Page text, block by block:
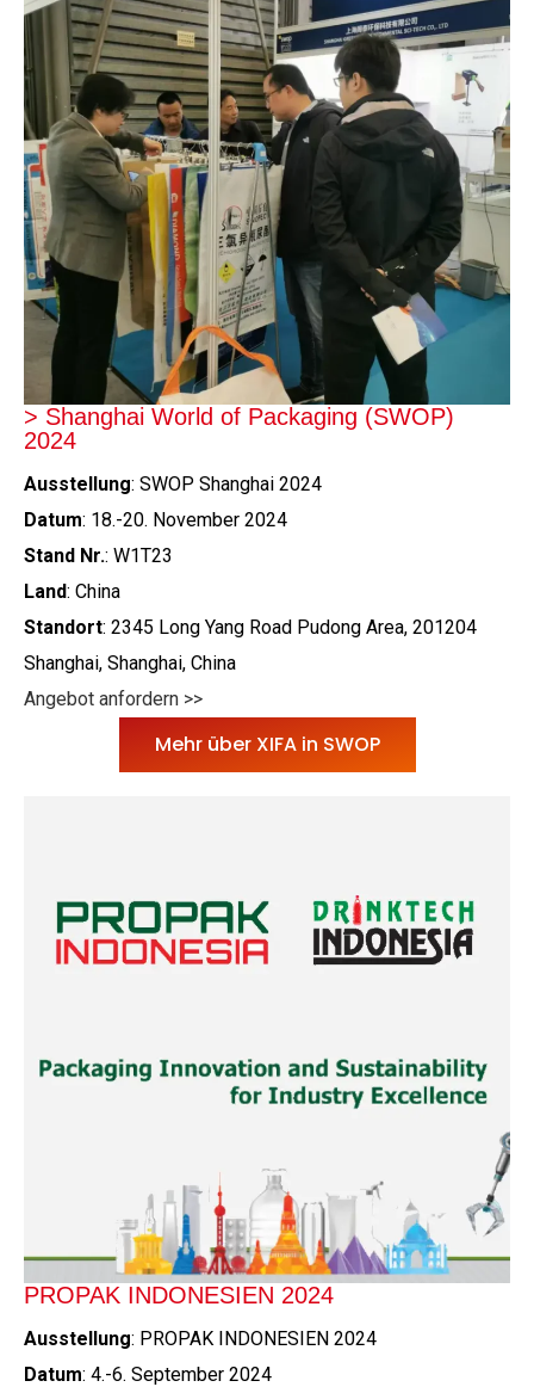
> Shanghai World of Packaging (SWOP)
2024
Ausstellung: SWOP Shanghai 2024
Datum: 18.-20. November 2024
Stand Nr.: W1T23
Land: China
Standort: 2345 Long Yang Road Pudong Area, 201204
Shanghai, Shanghai, China
Angebot anfordern >>
Mehr über XIFA in SWOP
PROPAK INDONESIEN 2024
Ausstellung: PROPAK INDONESIEN 2024
Datum: 4.-6. September 2024